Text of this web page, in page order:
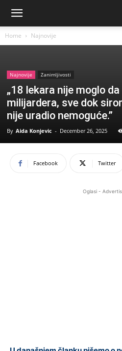
Home Najnovije
Najnovije Zanimljivosti
„18 lekara nije moglo
milijardera, sve dok
nije uradio nemoguće.”
By Aida Konjevic - December 26, 2025
Facebook Twitter
Oglasi -